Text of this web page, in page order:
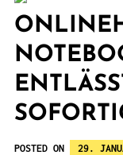
POSTED ON
29.